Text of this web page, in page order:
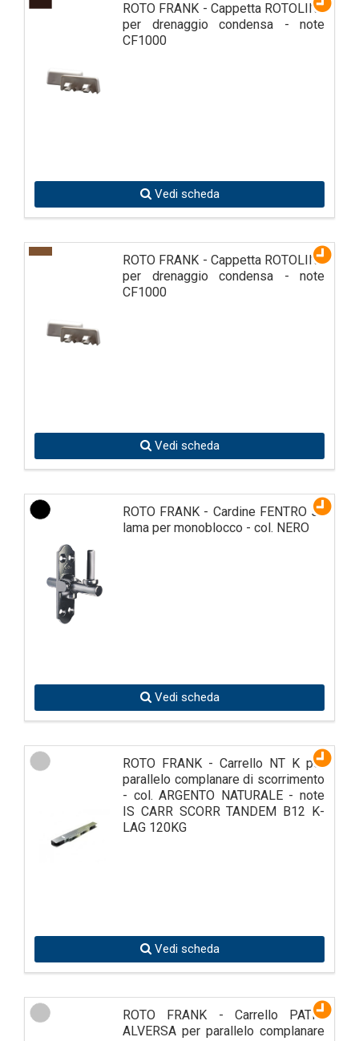
ROTO FRANK - Cappetta ROTOLINE
per drenaggio condensa - note
CF1000
Vedi scheda
ROTO FRANK - Cappetta ROTOLINE
per drenaggio condensa - note
CF1000
Vedi scheda
ROTO FRANK - Cardine FENTRO su
lama per monoblocco - col. NERO
Vedi scheda
ROTO FRANK - Carrello NT K per
parallelo complanare di scorrimento
- col. ARGENTO NATURALE - note
IS CARR SCORR TANDEM B12 K-
LAG 120KG
Vedi scheda
ROTO FRANK - Carrello PATIO
ALVERSA per parallelo complanare